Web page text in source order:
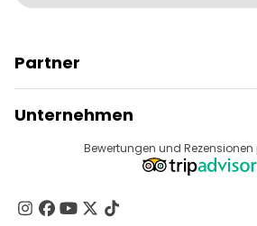
Partner
Anbieter-Anmeldung
Affiliate-Programm
Unternehmen
Reiseziele
Kontakt
Bewertungen und